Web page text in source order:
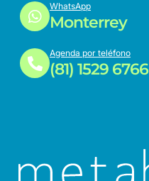
WhatsApp
Monterrey
Agenda por teléfono
(81) 1529 6766